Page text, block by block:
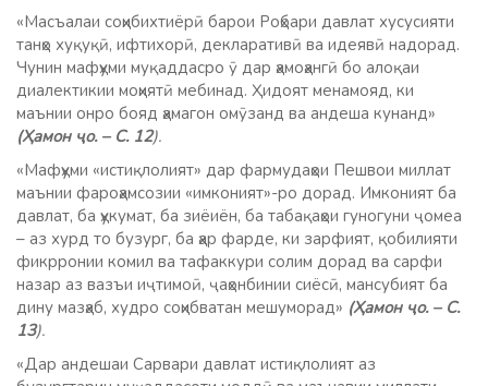
«Масъалаи соҳибихтиёрӣ барои Роҳбари давлат хусусияти
танҳо хуқуқӣ, ифтихорӣ, декларативӣ ва идеявӣ надорад.
Чунин мафҳуми муқаддасро ӯ дар ҳамоҳангӣ бо алоқаи
диалектикии моҳиятӣ мебинад. Ҳидоят менамояд, ки
маънии онро бояд ҳамагон омӯзанд ва андеша кунанд»
(Ҳамон ҷо. – С. 12).
«Мафҳуми «истиқлолият» дар фармудаҳои Пешвои миллат
маънии фароҳамсозии «имконият»-ро дорад. Имконият ба
давлат, ба ҳукумат, ба зиёиён, ба табақаҳои гуногуни ҷомеа
– аз хурд то бузург, ба ҳар фарде, ки зарфият, қобилияти
фикрронии комил ва тафаккури солим дорад ва сарфи
назар аз вазъи иҷтимоӣ, ҷаҳонбинии сиёсӣ, мансубият ба
дину мазҳаб, худро соҳибватан мешуморад» (Ҳамон ҷо. – С.
13).
«Дар андешаи Сарвари давлат истиқлолият аз